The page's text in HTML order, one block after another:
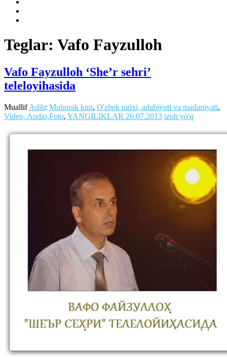
Teglar: Vafo Fayzulloh
Vafo Fayzulloh ‘She’r sehri’
teleloyihasida
MuallifAdib: Muborak kun, O'zbek tarixi, adabiyoti va madaniyati,
Video, Audio,Foto, YANGILIKLAR 26.07.2013 izoh yo'q